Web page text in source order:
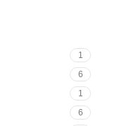
1
12
1
2
1
6
1
6